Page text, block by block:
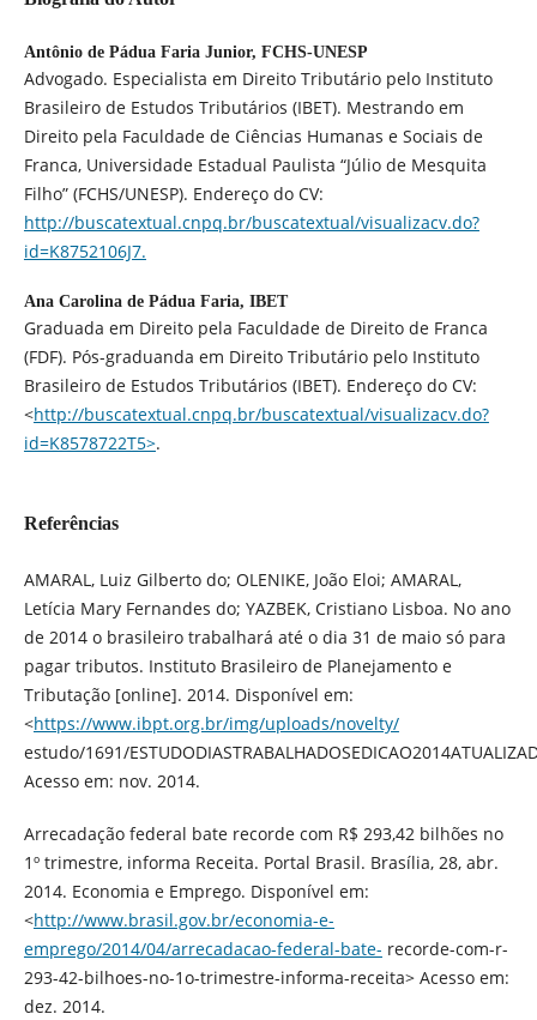
Antônio de Pádua Faria Junior, FCHS-UNESP
Advogado. Especialista em Direito Tributário pelo Instituto
Brasileiro de Estudos Tributários (IBET). Mestrando em
Direito pela Faculdade de Ciências Humanas e Sociais de
Franca, Universidade Estadual Paulista “Júlio de Mesquita
Filho” (FCHS/UNESP). Endereço do CV:
http://buscatextual.cnpq.br/buscatextual/visualizacv.do?
id=K8752106J7.
Ana Carolina de Pádua Faria, IBET
Graduada em Direito pela Faculdade de Direito de Franca
(FDF). Pós-graduanda em Direito Tributário pelo Instituto
Brasileiro de Estudos Tributários (IBET). Endereço do CV:
<http://buscatextual.cnpq.br/buscatextual/visualizacv.do?
id=K8578722T5>.
Referências
AMARAL, Luiz Gilberto do; OLENIKE, João Eloi; AMARAL,
Letícia Mary Fernandes do; YAZBEK, Cristiano Lisboa. No ano
de 2014 o brasileiro trabalhará até o dia 31 de maio só para
pagar tributos. Instituto Brasileiro de Planejamento e
Tributação [online]. 2014. Disponível em:
<https://www.ibpt.org.br/img/uploads/novelty/
estudo/1691/
Acesso em: nov. 2014.
Arrecadação federal bate recorde com R$ 293,42 bilhões no
1º trimestre, informa Receita. Portal Brasil. Brasília, 28, abr.
2014. Economia e Emprego. Disponível em:
<http://www.brasil.gov.br/economia-e-
emprego/2014/04/arrecadacao-federal-bate- recorde-com-r-
293-42-bilhoes-no-1o-trimestre-informa-receita> Acesso em:
dez. 2014.